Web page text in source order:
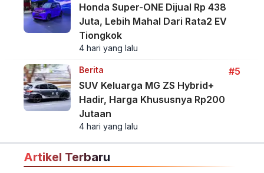
Honda Super-ONE Dijual Rp 438
Juta, Lebih Mahal Dari Rata2 EV
Tiongkok
4 hari yang lalu
Berita
#5
SUV Keluarga MG ZS Hybrid+
Hadir, Harga Khususnya Rp200
Jutaan
4 hari yang lalu
Artikel Terbaru